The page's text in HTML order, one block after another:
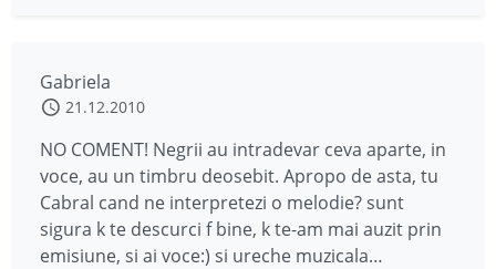
Gabriela
21.12.2010
NO COMENT! Negrii au intradevar ceva aparte, in
voce, au un timbru deosebit. Apropo de asta, tu
Cabral cand ne interpretezi o melodie? sunt
sigura k te descurci f bine, k te-am mai auzit prin
emisiune, si ai voce:) si ureche muzicala…